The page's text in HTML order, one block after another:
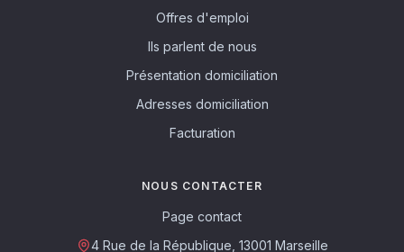
Offres d'emploi
Ils parlent de nous
Présentation domiciliation
Adresses domiciliation
Facturation
NOUS CONTACTER
Page contact
4 Rue de la République, 13001 Marseille